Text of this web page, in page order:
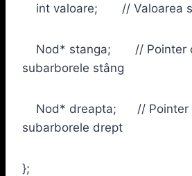
int valoare; // Valoarea
Nod* stanga; // Pointer
subarborele stâng
Nod* dreapta; // Pointer
subarborele drept
};